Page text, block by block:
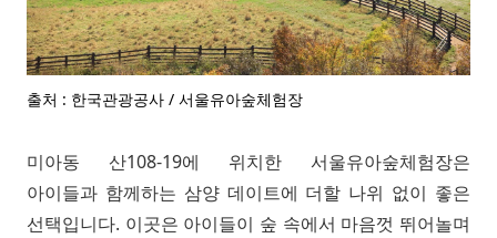
출처 : 한국관광공사 / 서울유아숲체험장
미아동 산108-19에 위치한 서울유아숲체험장은
아이들과 함께하는 삼양 데이트에 더할 나위 없이 좋은
선택입니다. 이곳은 아이들이 숲 속에서 마음껏 뛰어놀며